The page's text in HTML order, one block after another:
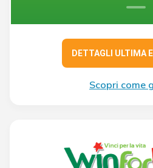
DETTAGLI ULTIMA
Scopri come